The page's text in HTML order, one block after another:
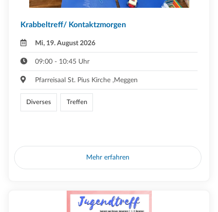
Krabbeltreff/ Kontaktzmorgen
Mi, 19. August 2026
09:00 - 10:45 Uhr
Pfarreisaal St. Pius Kirche ,Meggen
Diverses Treffen
Mehr erfahren